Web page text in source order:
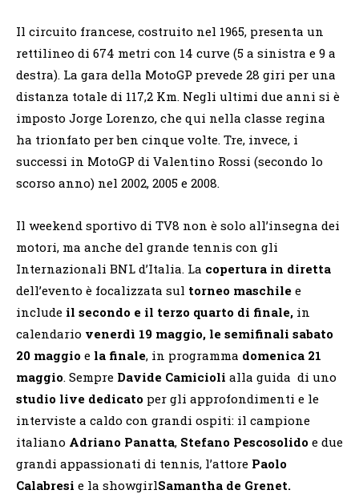
Il circuito francese, costruito nel 1965, presenta un
rettilineo di 674 metri con 14 curve (5 a sinistra e 9 a
destra). La gara della MotoGP prevede 28 giri per una
distanza totale di 117,2 Km. Negli ultimi due anni si è
imposto Jorge Lorenzo, che qui nella classe regina
ha trionfato per ben cinque volte. Tre, invece, i
successi in MotoGP di Valentino Rossi (secondo lo
scorso anno) nel 2002, 2005 e 2008.
Il weekend sportivo di TV8 non è solo all’insegna dei
motori, ma anche del grande tennis con gli
Internazionali BNL d’Italia. La copertura in diretta
dell’evento è focalizzata sul torneo maschile e
include il secondo e il terzo quarto di finale, in
calendario venerdì 19 maggio, le semifinali sabato
20 maggio e la finale, in programma domenica 21
maggio. Sempre Davide Camicioli alla guida di uno
studio live dedicato per gli approfondimenti e le
interviste a caldo con grandi ospiti: il campione
italiano Adriano Panatta, Stefano Pescosolido e due
grandi appassionati di tennis, l’attore Paolo
Calabresi e la showgirlSamantha de Grenet.